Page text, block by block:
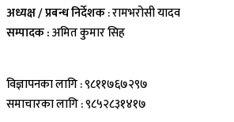
अध्यक्ष / प्रबन्ध निर्देशक: रामभरोसी यादव
सम्पादक :अमित कुमार सिह
विज्ञापनका लागि : ९८११७६७२९७
समाचारका लागि : ९८५२८३१४१७